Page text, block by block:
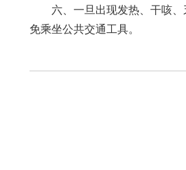
六、一旦出现发热、干咳
免乘坐公共交通工具。